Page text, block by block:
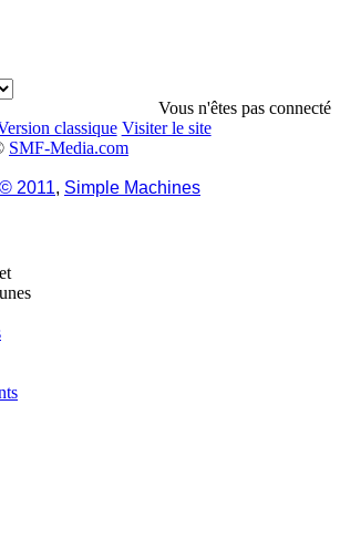
Vous n'êtes pas connecté
classique Visiter le site
SMF-Media.com
2011, Simple Machines